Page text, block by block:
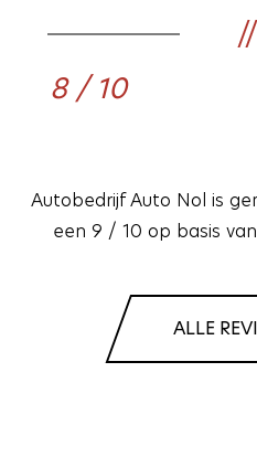
8 / 10
Autobedrijf Auto Nol is
een 9 / 10 op basis
ALLE